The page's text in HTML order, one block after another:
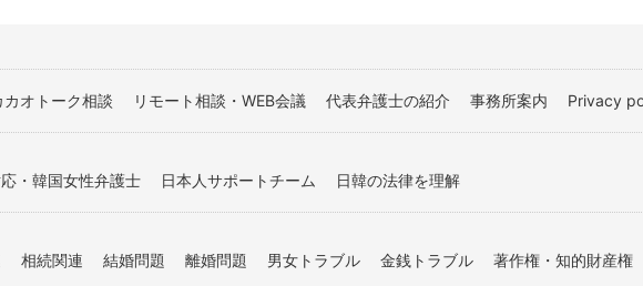
カオトーク相談 リモート相談・WEB会議 代表弁護士の紹介 事務所案内 Privacy
・韓国女性弁護士 日本人サポートチーム 日韓の法律を理解
相続関連 結婚問題 離婚問題 男女トラブル 金銭トラブル 著作権・知的財産権